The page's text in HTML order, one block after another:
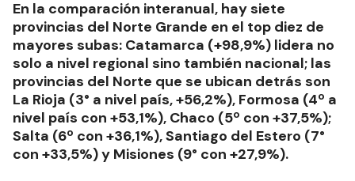
En la comparación interanual, hay siete
provincias del Norte Grande en el top diez de
mayores subas: Catamarca (+98,9%) lidera no
solo a nivel regional sino también nacional; las
provincias del Norte que se ubican detrás son
La Rioja (3° a nivel país, +56,2%), Formosa (4º a
nivel país con +53,1%), Chaco (5º con +37,5%);
Salta (6º con +36,1%), Santiago del Estero (7°
con +33,5%) y Misiones (9° con +27,9%).